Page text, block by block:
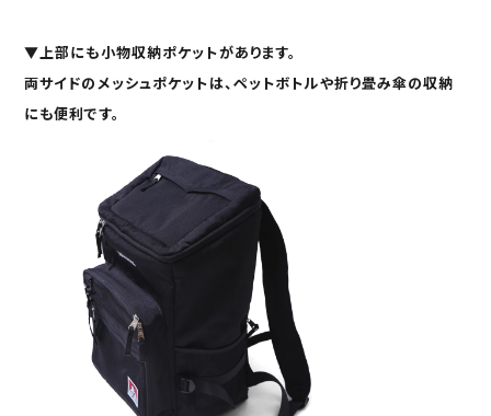
▼ 上部にも小物収納ポケットがあります。
両サイドのメッシュポケットは、ペットボトルや折り畳み傘の収納
にも便利です。